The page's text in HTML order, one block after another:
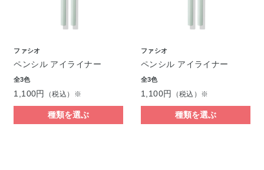
ファシオ
ペンシル アイライナー
全3色
1,100円 （税込）※
種類を選ぶ
ファシオ
ペンシル アイライナー
全3色
1,100円 （税込）※
種類を選ぶ